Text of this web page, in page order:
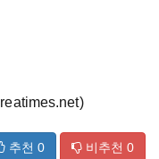
추천 0 비추천 0